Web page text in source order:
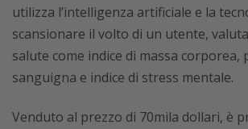
utilizza l’intelligenza artificiale e la
scansionare il volto di un utente,
salute come indice di massa corporea,
sanguigna e indice di stress mentale.
Venduto al prezzo di 70mila dollari, è